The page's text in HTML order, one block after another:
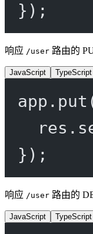
});
响应 /user 路由的
JavaScript TypeScript
app. put
res.
});
响应 /user 路由的
JavaScript TypeScript